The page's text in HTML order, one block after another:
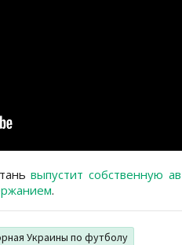
выпустит собственную
.
Украины по футболу